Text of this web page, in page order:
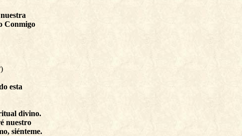
Conmigo
esta
divino.
nuestro
siénteme.